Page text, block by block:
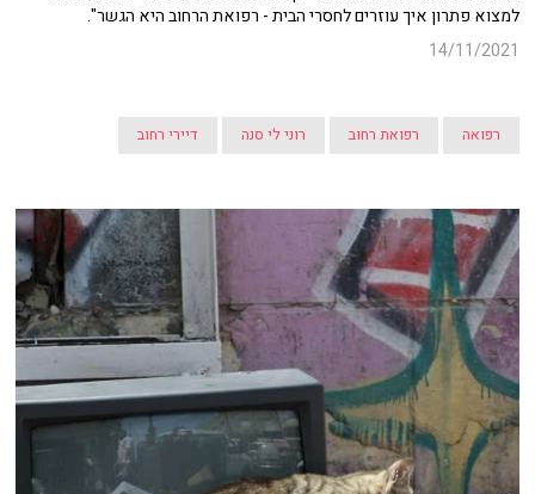
למצוא פתרון איך עוזרים לחסרי הבית - רפואת הרחוב היא הגשר".
14/11/2021
רפואה רפואת רחוב רוני לי סנה דיירי רחוב